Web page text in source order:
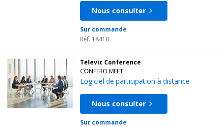
Nous consulter
Sur commande
Réf. 18410
Televic Conference
CONFERO MEET
Logiciel de participation à distance
Nous consulter
Sur commande